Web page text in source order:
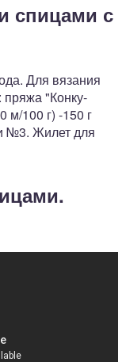
спицами с
Для вязания
пряжа "Конку­
м/100 г) -150 г
№3. Жилет для